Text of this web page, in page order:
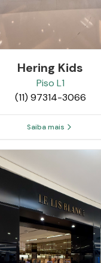
Hering Kids
Piso L1
(11) 97314-3066
Saiba mais